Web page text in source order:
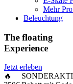
Mehr
Beleuchtung
The floating
Experience
Jetzt erleben
🔥